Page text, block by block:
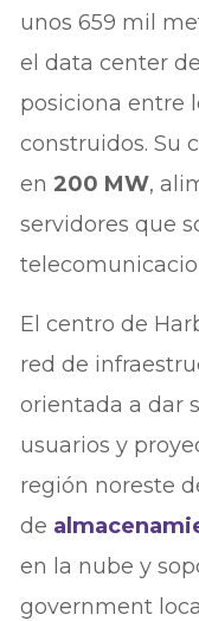
unos 659 mil
el data center
posiciona entre
construidos. Su
en200 MW,
servidores que
El centro de
red de
orientada a dar
usuarios y
región noreste
de
en la nube y
government